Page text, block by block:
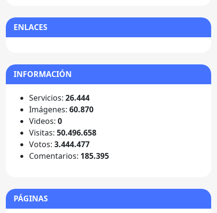
ENLACES
INFORMACIÓN
Servicios: 26.444
Imágenes: 60.870
Videos: 0
Visitas: 50.496.658
Votos: 3.444.477
Comentarios: 185.395
PÁGINAS